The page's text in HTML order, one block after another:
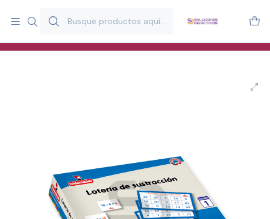
y estimulación infantil en Chile.
Especialistas en recursos educativos para aulas, terapeutas y